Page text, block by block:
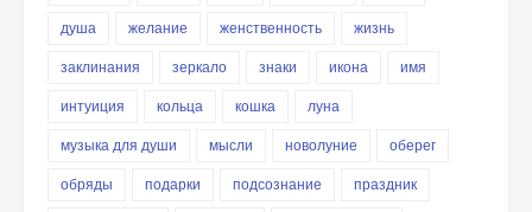
душа
желание женственность
жизнь
заклинания
зеркало знаки икона
имя
интуиция
кольца кошка
луна
музыка для души
мысли новолуние
оберег
обряды
подарки подсознание
праздник